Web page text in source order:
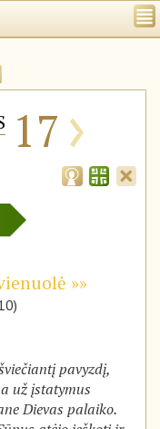
17 ›
pavyzdį,
už įstatymus
Dievas palaiko.